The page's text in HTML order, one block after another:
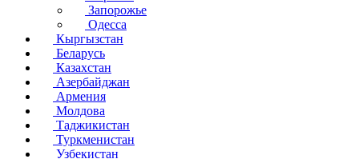
Запорожье
Одесса
Кыргызстан
Беларусь
Казахстан
Азербайджан
Армения
Молдова
Таджикистан
Туркменистан
Узбекистан